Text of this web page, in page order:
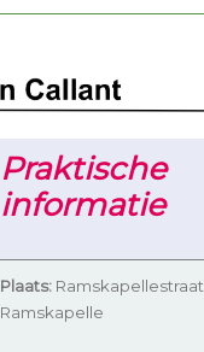
Praktische
informatie
Plaats:
Ramskapelle